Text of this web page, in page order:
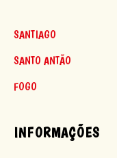
SANTIAGO
SANTO ANTÃO
FOGO
INFORMAÇÕES